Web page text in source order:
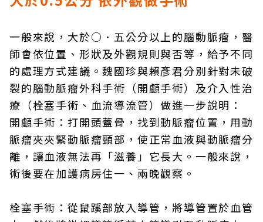
一般來說，大於○．五公分以上的腦動脈瘤，醫
師會依位置、形狀及外觀規則與否等，給予不同
的處理方式建議。魏國珍與賴彥君分別針對未破
裂的腦動脈瘤外科手術（開顱手術）及介入性治
療（栓塞手術、血流導流管）做進一步說明：
開顱手術：打開頭蓋骨，找到動脈瘤位置，用動
脈瘤夾夾緊動脈瘤頸部，使正常血液與動脈瘤分
離，讓血液無法再「滋養」它長大。一般來說，
術後要在加護病房住一、兩晚觀察。
栓塞手術：從鼠蹊部放入導管，將導管置於血管